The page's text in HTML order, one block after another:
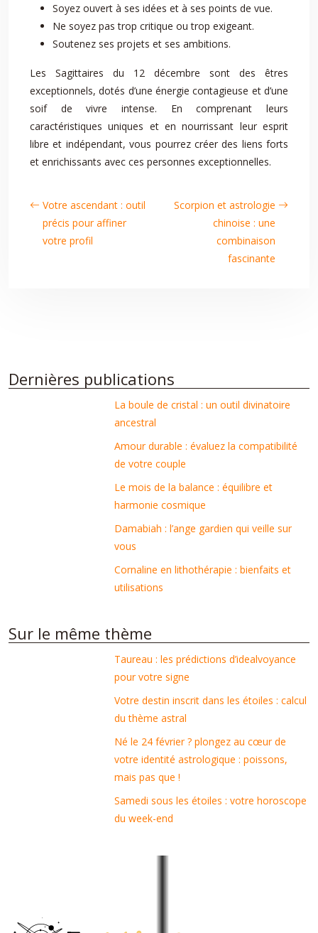
Soyez ouvert à ses idées et à ses points de vue.
Ne soyez pas trop critique ou trop exigeant.
Soutenez ses projets et ses ambitions.
Les Sagittaires du 12 décembre sont des êtres
exceptionnels, dotés d’une énergie contagieuse et d’une
soif de vivre intense. En comprenant leurs
caractéristiques uniques et en nourrissant leur esprit
libre et indépendant, vous pourrez créer des liens forts
et enrichissants avec ces personnes exceptionnelles.
Votre ascendant : outil
précis pour affiner
votre profil
Scorpion et astrologie
chinoise : une
combinaison
fascinante
Dernières publications
La boule de cristal : un outil divinatoire
ancestral
Amour durable : évaluez la compatibilité
de votre couple
Le mois de la balance : équilibre et
harmonie cosmique
Damabiah : l’ange gardien qui veille sur
vous
Cornaline en lithothérapie : bienfaits et
utilisations
Sur le même thème
Taureau : les prédictions d’idealvoyance
pour votre signe
Votre destin inscrit dans les étoiles : calcul
du thème astral
Né le 24 février ? plongez au cœur de
votre identité astrologique : poissons,
mais pas que !
Samedi sous les étoiles : votre horoscope
du week-end